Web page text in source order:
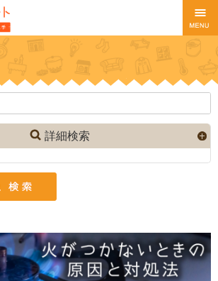
詳細検索